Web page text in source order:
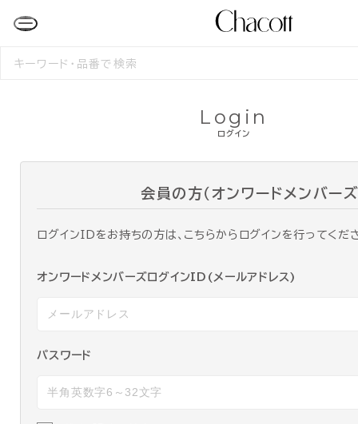
検
ログイン
Login
会員の方（オンワードメンバーズ
ログインIDをお持ちの方は、こちらからログインを行ってくだ
オンワードメンバーズログインID(メールアドレス)
パスワード